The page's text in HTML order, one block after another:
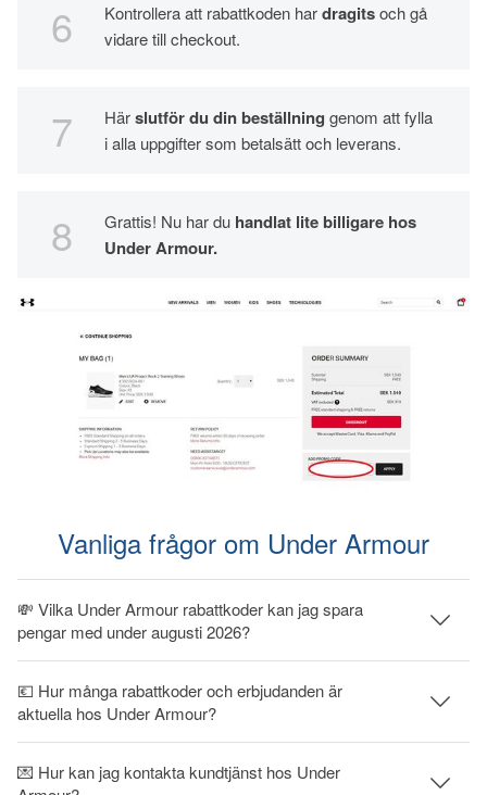
Kontrollera att rabattkoden hardragitsoch gå
vidare till checkout.
Härslutför du din beställning genom att fylla
i alla uppgifter som betalsätt och leverans.
Grattis! Nu har du handlat lite billigare hos
Under Armour.
Vanliga frågor om Under Armour
💸 Vilka Under Armour rabattkoder kan jag spara
pengar med under augusti 2026?
💶 Hur många rabattkoder och erbjudanden är
aktuella hos Under Armour?
💌 Hur kan jag kontakta kundtjänst hos Under